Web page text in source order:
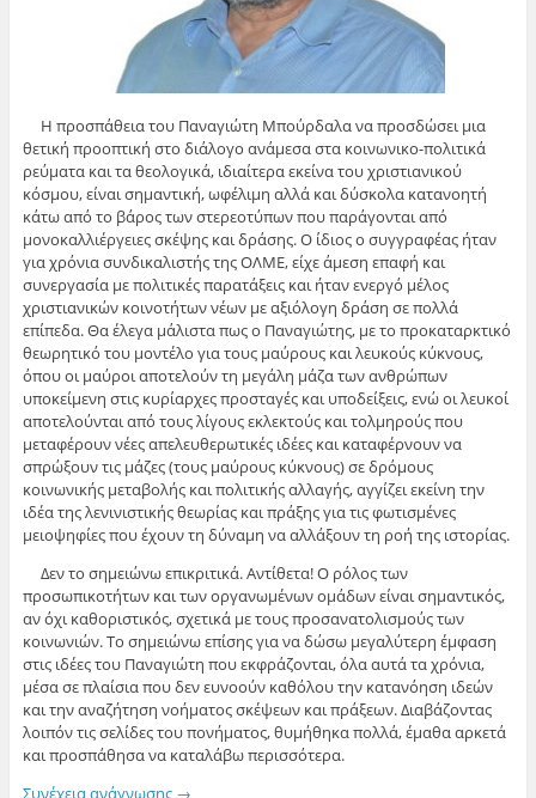
Η προσπάθεια του Παναγιώτη Μπούρδαλα να προσδώσει μια
θετική προοπτική στο διάλογο ανάμεσα στα κοινωνικο-πολιτικά
ρεύματα και τα θεολογικά, ιδιαίτερα εκείνα του χριστιανικού
κόσμου, είναι σημαντική, ωφέλιμη αλλά και δύσκολα κατανοητή
κάτω από το βάρος των στερεοτύπων που παράγονται από
μονοκαλλιέργειες σκέψης και δράσης. Ο ίδιος ο συγγραφέας ήταν
για χρόνια συνδικαλιστής της ΟΛΜΕ, είχε άμεση επαφή και
συνεργασία με πολιτικές παρατάξεις και ήταν ενεργό μέλος
χριστιανικών κοινοτήτων νέων με αξιόλογη δράση σε πολλά
επίπεδα. Θα έλεγα μάλιστα πως ο Παναγιώτης, με το προκαταρκτικό
θεωρητικό του μοντέλο για τους μαύρους και λευκούς κύκνους,
όπου οι μαύροι αποτελούν τη μεγάλη μάζα των ανθρώπων
υποκείμενη στις κυρίαρχες προσταγές και υποδείξεις, ενώ οι λευκοί
αποτελούνται από τους λίγους εκλεκτούς και τολμηρούς που
μεταφέρουν νέες απελευθερωτικές ιδέες και καταφέρνουν να
σπρώξουν τις μάζες (τους μαύρους κύκνους) σε δρόμους
κοινωνικής μεταβολής και πολιτικής αλλαγής, αγγίζει εκείνη την
ιδέα της λενινιστικής θεωρίας και πράξης για τις φωτισμένες
μειοψηφίες που έχουν τη δύναμη να αλλάξουν τη ροή της ιστορίας.
Δεν το σημειώνω επικριτικά. Αντίθετα! Ο ρόλος των
προσωπικοτήτων και των οργανωμένων ομάδων είναι σημαντικός,
αν όχι καθοριστικός, σχετικά με τους προσανατολισμούς των
κοινωνιών. Το σημειώνω επίσης για να δώσω μεγαλύτερη έμφαση
στις ιδέες του Παναγιώτη που εκφράζονται, όλα αυτά τα χρόνια,
μέσα σε πλαίσια που δεν ευνοούν καθόλου την κατανόηση ιδεών
και την αναζήτηση νοήματος σκέψεων και πράξεων. Διαβάζοντας
λοιπόν τις σελίδες του πονήματος, θυμήθηκα πολλά, έμαθα αρκετά
και προσπάθησα να καταλάβω περισσότερα.
Συνέχεια ανάγνωσης →